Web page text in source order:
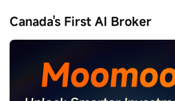
Canada's First AI Broker